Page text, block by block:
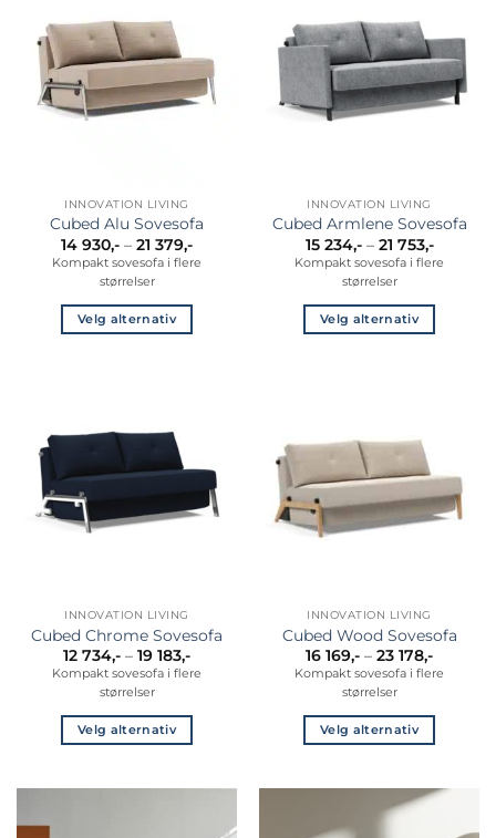
varianter.
Alternativene
kan
velges
på
varianter.
Alternativene
kan
velges
på
INNOVATION LIVING
Cubed Alu Sovesofa
14 930,- – 21 379,-Prisområde:
14
930,-
21
Kompakt sovesofa i flere
størrelser
Velg alternativ
varianter.
Alternativene
på
INNOVATION LIVING
Cubed Armlene Sovesofa
15 234,- – 21 753,-
15
234,-
21
Kompakt sovesofa i flere
størrelser
Velg alternativ
varianter.
Alternativene
kan
velges
på
INNOVATION LIVING
Cubed Chrome Sovesofa
12 734,- – 19 183,-Prisområde:
12
734,-
19
Kompakt sovesofa i flere
størrelser
Velg alternativ
INNOVATION LIVING
Cubed Wood Sovesofa
16 169,- – 23 178,-
16
169,-
23
Kompakt sovesofa i flere
størrelser
Velg alternativ